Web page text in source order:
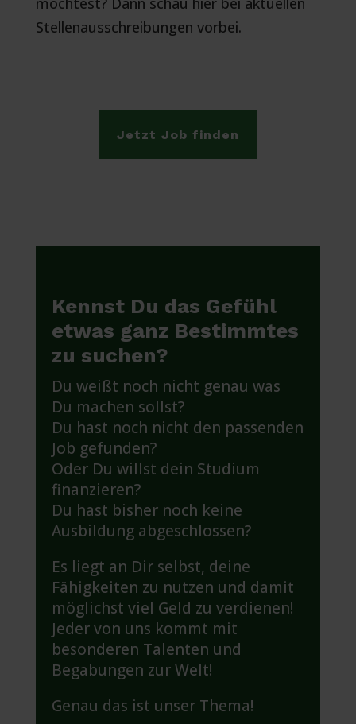
Stellenausschreibungen vorbei.
Jetzt Job finden
Kennst Du das Gefühl
etwas ganz Bestimmtes
zu suchen?
Du weißt noch nicht genau was
Du machen sollst?
Du hast noch nicht den passenden
Job gefunden?
Oder Du willst dein Studium
finanzieren?
Du hast bisher noch keine
Ausbildung abgeschlossen?
Es liegt an Dir selbst, deine
Fähigkeiten zu nutzen und damit
möglichst viel Geld zu verdienen!
Jeder von uns kommt mit
besonderen Talenten und
Begabungen zur Welt!
Genau das ist unser Thema!